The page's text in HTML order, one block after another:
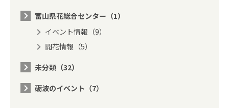
富山県花総合センター（1）
イベント情報（9）
開花情報（5）
未分類（32）
砺波のイベント（7）